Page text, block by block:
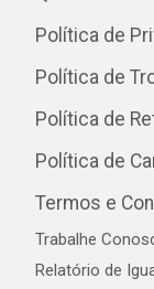
Política de
Política de
Política de
Política de
Termos e
Trabalhe
Relatório de